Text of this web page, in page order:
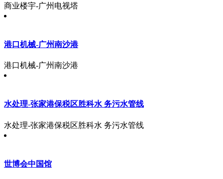
商业楼宇-广州电视塔
港口机械-广州南沙港
港口机械-广州南沙港
水处理-张家港保税区胜科水 务污水管线
水处理-张家港保税区胜科水 务污水管线
世博会中国馆